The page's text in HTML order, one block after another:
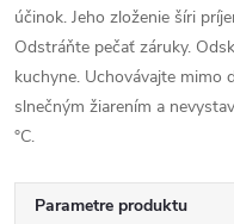
účinok. Jeho zloženie šíri
Odstráňte pečať záruky.
kuchyne. Uchovávajte mimo
slnečným žiarením a
°C.
Parametre produktu